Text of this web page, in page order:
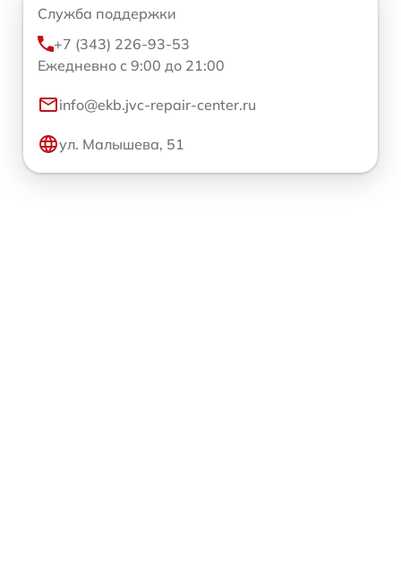
Служба поддержки
+7 (343) 226-93-53
Ежедневно с 9:00 до 21:00
info@ekb.jvc-repair-center.ru
ул. Малышева, 51